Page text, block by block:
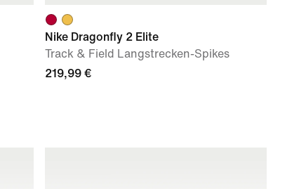
Nike Dragonfly 2 Elite
Track & Field Langstrecken-Spikes
219,99 €